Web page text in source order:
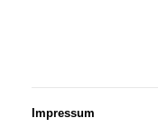
Impressum